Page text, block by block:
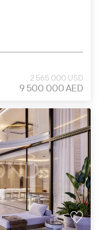
2 565 000 USD
9 500 000 AED